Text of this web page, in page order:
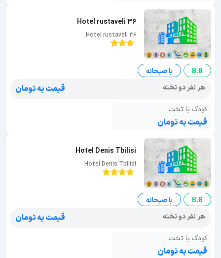
Hotel rustaveli 36
Hotel rustaveli 36
B.B
با صبحانه
هر نفر دو تخته
قیمت به تومان
کودک با تخت
قیمت به تومان
Hotel Denis Tbilisi
Hotel Denis Tbilisi
B.B
با صبحانه
هر نفر دو تخته
قیمت به تومان
کودک با تخت
قیمت به تومان